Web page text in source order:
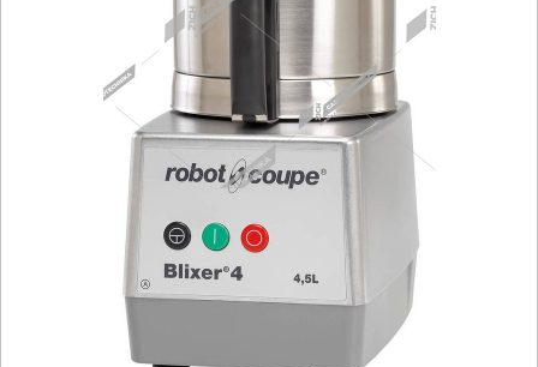
PIZZA technologie
Grilovací desky - Grily
Prostředky-Změkčovače
Chlazení
Roboty
Kávovary